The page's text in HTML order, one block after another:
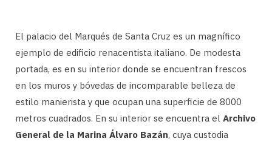
El palacio del Marqués de Santa Cruz es un magnífico
ejemplo de edificio renacentista italiano. De modesta
portada, es en su interior donde se encuentran frescos
en los muros y bóvedas de incomparable belleza de
estilo manierista y que ocupan una superficie de 8000
metros cuadrados. En su interior se encuentra el Archivo
General de la Marina Álvaro Bazán, cuya custodia